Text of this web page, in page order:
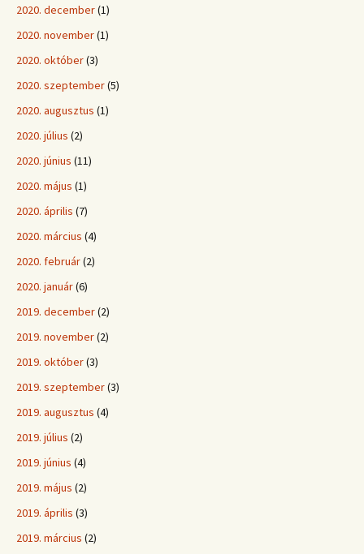
2020. december(1)
2020. november(1)
2020. október(3)
2020. szeptember(5)
2020. augusztus (1)
2020. július (2)
2020. június (11)
2020. május (1)
2020. április (7)
2020. március (4)
2020. február(2)
2020. január(6)
2019. december(2)
2019. november(2)
2019. október(3)
2019. szeptember(3)
2019. augusztus (4)
2019. július (2)
2019. június (4)
2019. május (2)
2019. április (3)
2019. március (2)